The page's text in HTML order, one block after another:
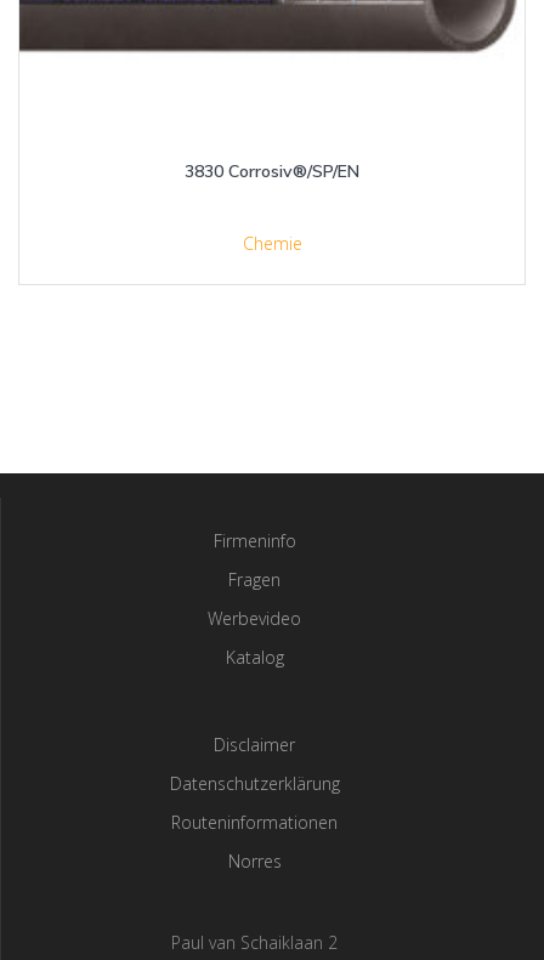
3830 Corrosiv®/SP/EN
Chemie
Firmeninfo
Fragen
Werbevideo
Katalog
Disclaimer
Datenschutzerklärung
Routeninformationen
Norres
Paul van Schaiklaan 2